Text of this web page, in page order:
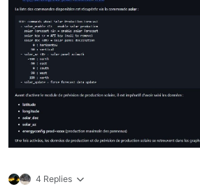
4 Replies